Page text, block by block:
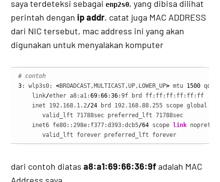
saya terdeteksi sebagaienp2s0, yang dibisa dilihat
perintah dengan ip addr, catat juga MAC ADDRESS
dari NIC tersebut, mac address ini yang akan
digunakan untuk menyalakan komputer
# contoh
3: wlp3s0: <BROADCAST,MULTICAST,UP,LOWER_UP> mtu 1500
    link
/ether a8:a1:69:66:36:9f brd ff:ff:ff:ff:ff:ff
    inet 192.168.1.2
/24 brd 192.168.88.255 scope global
       valid_lft 71788sec preferred_lft 71788sec
    inet6 fe80::298e:f377:d393:dcb5
/64 scope link
       valid_lft forever preferred_lft forever
dari contoh diatasa8:a1:69:66:36:9fadalah MAC